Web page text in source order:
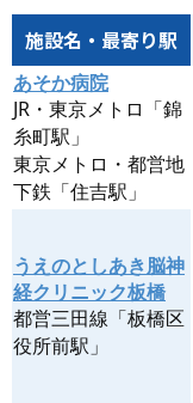
施設名・最寄り駅
あそか病院
JR・東京メトロ「錦
糸町駅」
東京メトロ・都営地
下鉄「住吉駅」
うえのとしあき脳神
経クリニック板橋
都営三田線「板橋区
役所前駅」